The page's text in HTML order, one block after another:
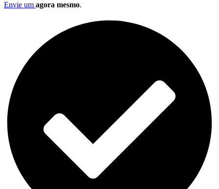
Envie um agora mesmo.